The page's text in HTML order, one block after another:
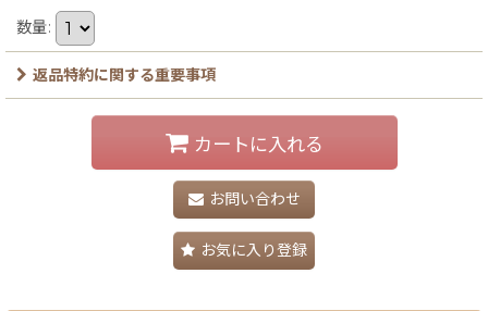
数量:
返品特約に関する重要事項
カートに入れる
お問い合わせ
お気に入り登録